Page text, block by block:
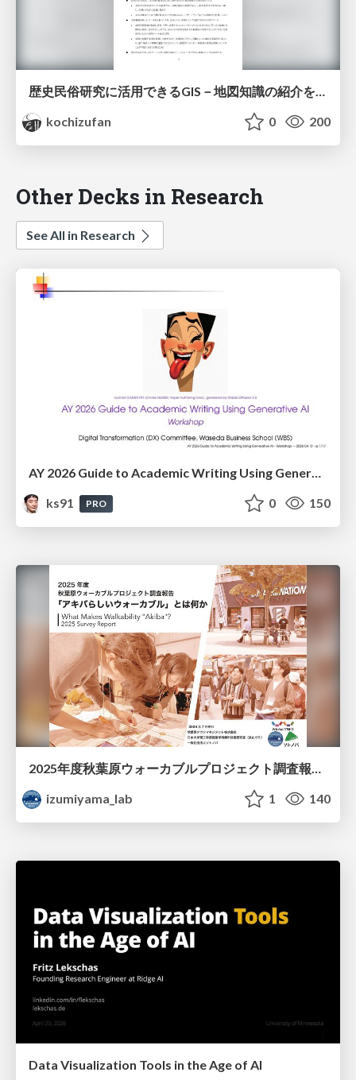
歴史民俗研究に活用できるGIS－地図知識の紹介を中心に－/gumma_history_fork_study_with_gis
kochizufan
0 200
Other Decks in Research
See All in Research
ks91
PRO 0 150
2025年度秋葉原ウォーカブルプロジェクト調査報告 「アキバらしいウォーカブル」とは何か
izumiyama_lab
1 140
Data Visualization Tools in the Age of AI